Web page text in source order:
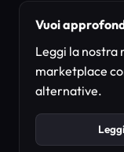
Vuoi
Leggi la nostra
marketplace
alternative.